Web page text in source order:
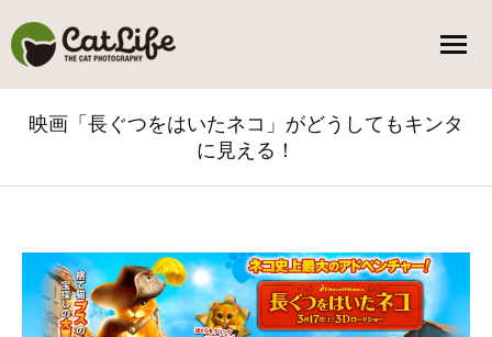
映画「長ぐつをはいたネコ」がどうしてもキンタ
に見える！